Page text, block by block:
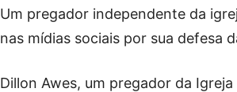
Um pregador independente da
nas mídias sociais por sua defesa
Dillon Awes, um pregador da